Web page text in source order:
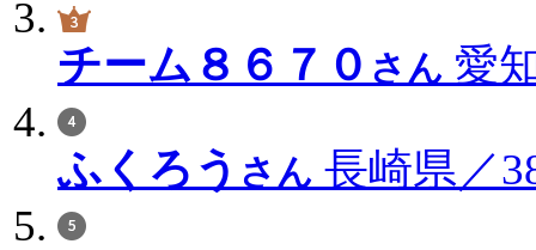
チーム８６７０ さん 愛
ふくろう さん 長崎県／